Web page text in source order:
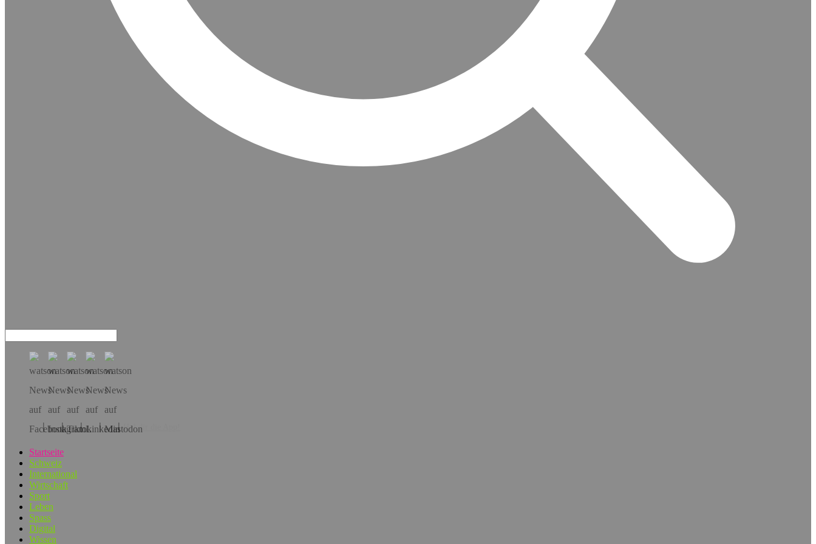
Hol dir die App!
Startseite
Schweiz
International
Wirtschaft
Sport
Leben
Spass
Digital
Wissen